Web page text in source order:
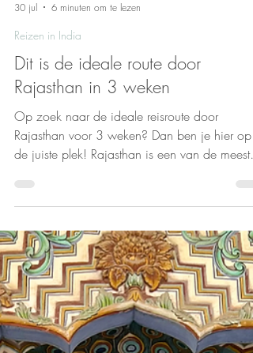
Daniëlle Choudhary-Kwint
30 jul
6 minuten om te lezen
Reizen in India
Dit is de ideale route door
Rajasthan in 3 weken
Op zoek naar de ideale reisroute door
Rajasthan voor 3 weken? Dan ben je hier op
met prachtige forten, sfeervolle steden, wilde
dieren en een rijke cultuur. Met deze reisroute
bezoek je de mooiste plekken van Rajasthan in
een logische volgorde. Op basis van onze
eigen reizen delen we onze favoriete
bestemmingen en handige tips voor een